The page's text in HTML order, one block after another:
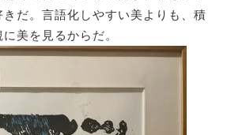
だ。言語化しやすい美よりも、積